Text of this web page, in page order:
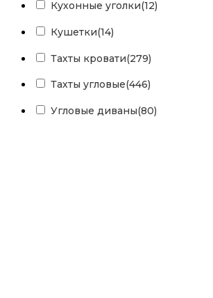
Кухонные уголки(12)
Кушетки(14)
Тахты кровати(279)
Тахты угловые(446)
Угловые диваны(80)